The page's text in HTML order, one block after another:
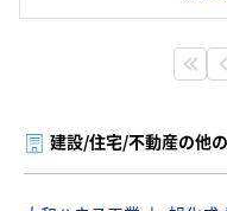
建設/住宅/不動産の他